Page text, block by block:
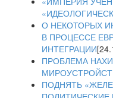
О НЕКОТОРЫХ
В ПРОЦЕССЕ
ИНТЕГРАЦИИ
ПРОБЛЕМА
ПОДНЯТЬ